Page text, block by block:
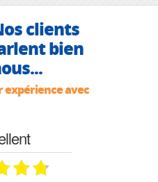
clients
bien
expérience avec